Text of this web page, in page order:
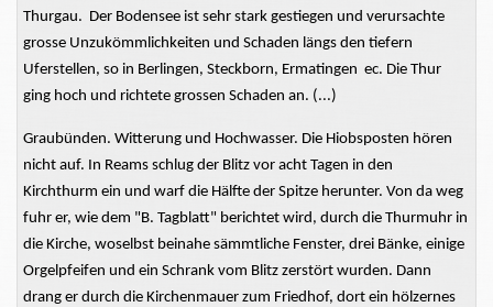
Thurgau. Der Bodensee ist sehr stark gestiegen und verursachte
grosse Unzukömmlichkeiten und Schaden längs den tiefern
Uferstellen, so in Berlingen, Steckborn, Ermatingen ec. Die Thur
ging hoch und richtete grossen Schaden an. (...)
Graubünden. Witterung und Hochwasser. Die Hiobsposten hören
nicht auf. In Reams schlug der Blitz vor acht Tagen in den
Kirchthurm ein und warf die Hälfte der Spitze herunter. Von da weg
fuhr er, wie dem "B. Tagblatt" berichtet wird, durch die Thurmuhr in
die Kirche, woselbst beinahe sämmtliche Fenster, drei Bänke, einige
Orgelpfeifen und ein Schrank vom Blitz zerstört wurden. Dann
drang er durch die Kirchenmauer zum Friedhof, dort ein hölzernes